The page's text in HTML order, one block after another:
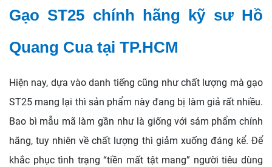
Gạo ST25 chính hãng kỹ sư Hồ
Quang Cua tại TP.HCM
Hiện nay, dựa vào danh tiếng cũng như chất lượng mà gạo
ST25 mang lại thì sản phẩm này đang bị làm giả rất nhiều.
Bao bì mẫu mã làm gần như là giống với sảm phẩm chính
hãng, tuy nhiên về chất lượng thì giảm xuống đáng kể. Để
khắc phục tình trạng “tiền mất tật mang” người tiêu dùng